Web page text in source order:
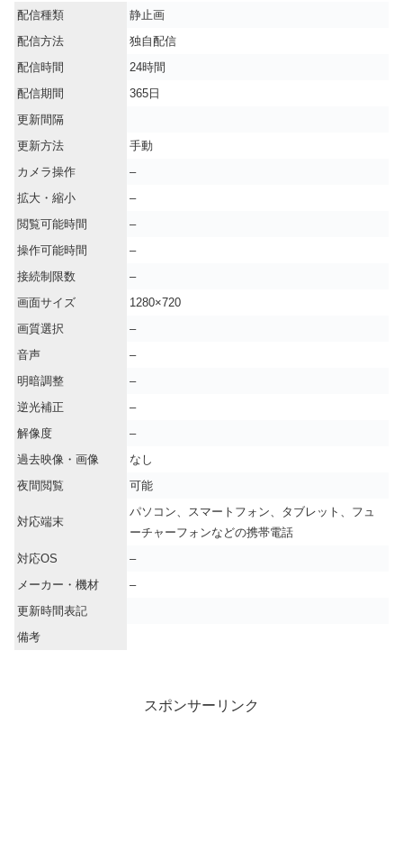
配信種類
静止画
配信方法
独自配信
配信時間
24時間
配信期間
365日
更新間隔
更新方法
手動
カメラ操作
–
拡大・縮小
–
閲覧可能時間
–
操作可能時間
–
接続制限数
–
画面サイズ
1280×720
画質選択
–
音声
–
明暗調整
–
逆光補正
–
解像度
–
過去映像・画像
なし
夜間閲覧
可能
対応端末
パソコン、スマートフォン、タブレット、フュ
ーチャーフォンなどの携帯電話
対応OS
–
メーカー・機材
–
更新時間表記
備考
スポンサーリンク